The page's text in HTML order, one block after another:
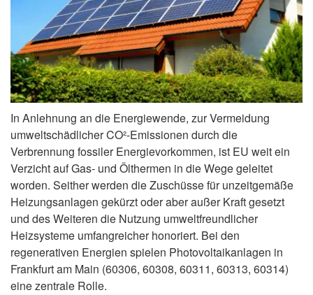
In Anlehnung an die Energiewende, zur Vermeidung
umweltschädlicher CO²-Emissionen durch die
Verbrennung fossiler Energievorkommen, ist EU weit ein
Verzicht auf Gas- und Ölthermen in die Wege geleitet
worden. Seither werden die Zuschüsse für unzeitgemäße
Heizungsanlagen gekürzt oder aber außer Kraft gesetzt
und des Weiteren die Nutzung umweltfreundlicher
Heizsysteme umfangreicher honoriert. Bei den
regenerativen Energien spielen Photovoltaikanlagen in
Frankfurt am Main (60306, 60308, 60311, 60313, 60314)
eine zentrale Rolle.